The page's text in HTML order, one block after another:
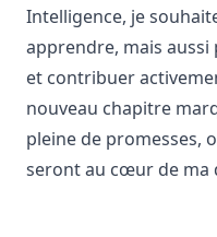
Intelligence, je
apprendre, mais aussi
et contribuer
nouveau chapitre
pleine de promesses,
seront au cœur de ma